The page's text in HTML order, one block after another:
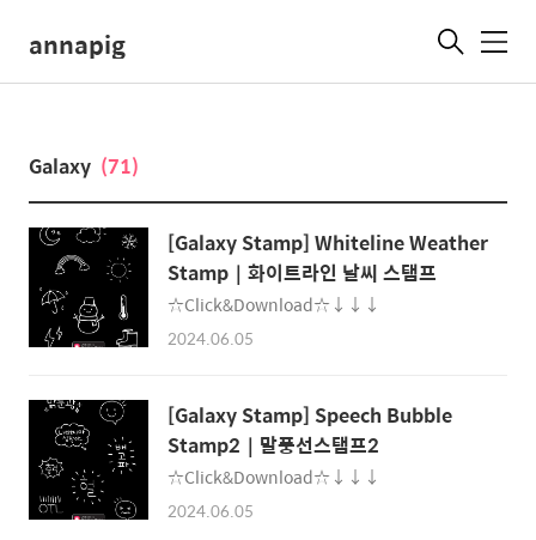
annapig 메
Galaxy (71)
[Galaxy Stamp] Whiteline Weather
Stamp｜화이트라인 날씨 스탬프
☆Click&Download☆↓↓↓
2024.06.05
[Galaxy Stamp] Speech Bubble
Stamp2｜말풍선스탬프2
☆Click&Download☆↓↓↓
2024.06.05